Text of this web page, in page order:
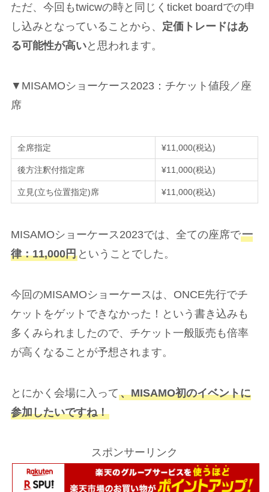
ただ、今回もtwicwの時と同じくticket boardでの申
し込みとなっていることから、 定価トレードはあ
る可能性が高いと思われます。
▼MISAMOショーケース2023：チケット値段／座
席
全席指定 ¥11,000(税込)
後方注釈付指定席 ¥11,000(税込)
立見(立ち位置指定)席 ¥11,000(税込)
MISAMOショーケース2023では、全ての座席で一
律：11,000円ということでした。
今回のMISAMOショーケースは、ONCE先行でチ
ケットをゲットできなかった！という書き込みも
多くみられましたので、チケット一般販売も倍率
が高くなることが予想されます。
とにかく会場に入って、MISAMO初のイベントに
参加したいですね！
スポンサーリンク